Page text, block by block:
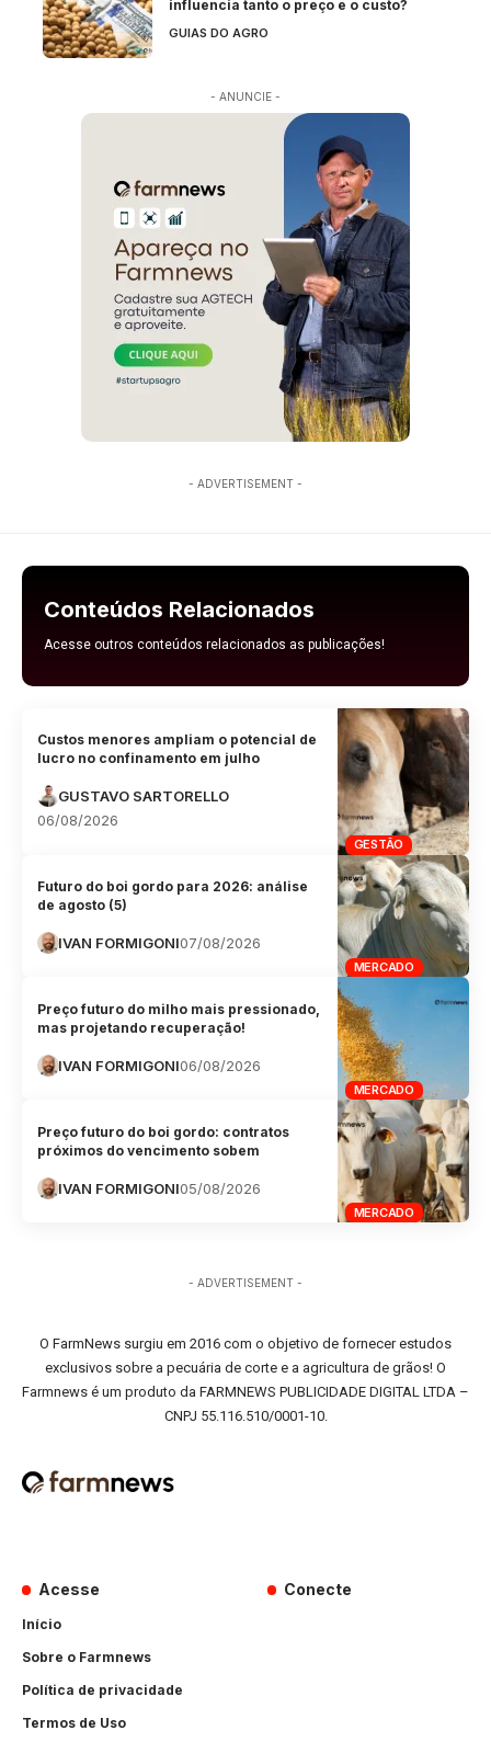
influencia tanto o preço e o custo?
GUIAS DO AGRO
- ANUNCIE -
- ADVERTISEMENT -
Conteúdos Relacionados
Acesse outros conteúdos relacionados as publicações!
GESTÃO
Custos menores ampliam o potencial de
lucro no confinamento em julho
GUSTAVO SARTORELLO
06/08/2026
MERCADO
Futuro do boi gordo para 2026: análise
de agosto (5)
IVAN FORMIGONI07/08/2026
MERCADO
Preço futuro do milho mais pressionado,
mas projetando recuperação!
IVAN FORMIGONI06/08/2026
MERCADO
Preço futuro do boi gordo: contratos
próximos do vencimento sobem
IVAN FORMIGONI05/08/2026
- ADVERTISEMENT -
O FarmNews surgiu em 2016 com o objetivo de fornecer estudos
exclusivos sobre a pecuária de corte e a agricultura de grãos! O
Farmnews é um produto da FARMNEWS PUBLICIDADE DIGITAL LTDA –
CNPJ 55.116.510/0001-10.
Acesse
Início
Sobre o Farmnews
Política de privacidade
Termos de Uso
Conecte